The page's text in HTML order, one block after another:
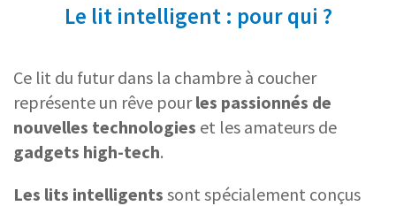
Le lit intelligent : pour qui ?
Ce lit du futur dans la chambre à coucher
représente un rêve pourles passionnés de
nouvelles technologies et les amateurs de
gadgets high-tech.
Les lits intelligents sont spécialement conçus